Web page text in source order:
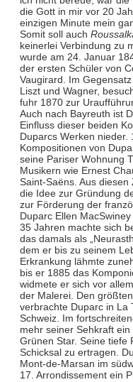
die Gott in mir vor 20
einzigen Minute mein
Somit soll auch
keinerlei Verbindung zu
wurde am 24. Januar
der ersten Schüler von
Vaugirard. Im
Liszt und Wagner,
fuhr 1870 zur
Auch nach Bayreuth ist
Einfluss dieser beiden
Duparcs Werken
Kompositionen von
seine Pariser Wohnung
Musikern wie Ernest
Saint-Saëns. Aus
die Idee zur Gründung
zur Förderung der
Duparc Ellen
35 Jahren machte sich
das damals als
dem er bis zu seinem
Erkrankung lähmte
bis er 1885 das
widmete er sich vor
der Malerei. Den
verbrachte Duparc in La
Schweiz. Im
mehr seiner Sehkraft
Grünen Star. Seine tiefe
Schicksal zu ertragen.
Mont-de-Marsan im
17. Arrondissement ein